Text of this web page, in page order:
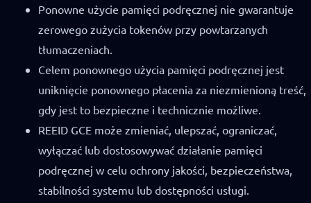
Ponowne użycie pamięci podręcznej nie gwarantuje
zerowego zużycia tokenów przy powtarzanych
tłumaczeniach.
Celem ponownego użycia pamięci podręcznej jest
uniknięcie ponownego płacenia za niezmienioną treść,
gdy jest to bezpieczne i technicznie możliwe.
REEID GCE może zmieniać, ulepszać, ograniczać,
wyłączać lub dostosowywać działanie pamięci
podręcznej w celu ochrony jakości, bezpieczeństwa,
stabilności systemu lub dostępności usługi.